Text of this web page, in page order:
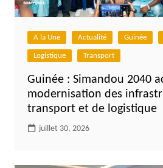
A la Une Actualité Guinée
Logistique Transport
Guinée : Simandou 2040
modernisation des
transport et de logistique
juillet 30, 2026